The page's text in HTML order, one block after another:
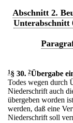
Abschnitt 2.
Unterabschnitt
1 § 30. 2Übergabe
Todes wegen durch
Niederschrift auch
übergeben worden
werden, daß eine
Niederschrift soll